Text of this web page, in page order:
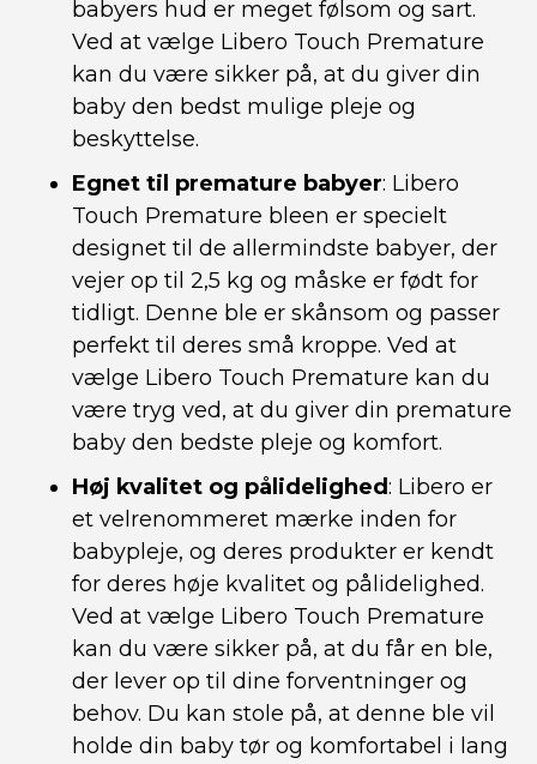
babyers hud er meget følsom og sart.
Ved at vælge Libero Touch Premature
kan du være sikker på, at du giver din
baby den bedst mulige pleje og
beskyttelse.
Egnet til premature babyer: Libero
Touch Premature bleen er specielt
designet til de allermindste babyer, der
vejer op til 2,5 kg og måske er født for
tidligt. Denne ble er skånsom og passer
perfekt til deres små kroppe. Ved at
vælge Libero Touch Premature kan du
være tryg ved, at du giver din premature
baby den bedste pleje og komfort.
Høj kvalitet og pålidelighed: Libero er
et velrenommeret mærke inden for
babypleje, og deres produkter er kendt
for deres høje kvalitet og pålidelighed.
Ved at vælge Libero Touch Premature
kan du være sikker på, at du får en ble,
der lever op til dine forventninger og
behov. Du kan stole på, at denne ble vil
holde din baby tør og komfortabel i lang